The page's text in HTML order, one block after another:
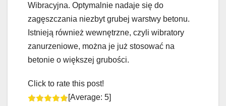
Wibracyjna. Optymalnie nadaje się do
zagęszczania niezbyt grubej warstwy betonu.
Istnieją również wewnętrzne, czyli wibratory
zanurzeniowe, można je już stosować na
betonie o większej grubości.
Click to rate this post!
[Average: 5]